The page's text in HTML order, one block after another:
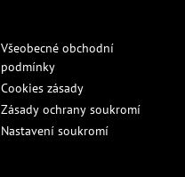
Všeobecné obchodní
podmínky
Cookies zásady
Zásady ochrany soukromí
Nastavení soukromí